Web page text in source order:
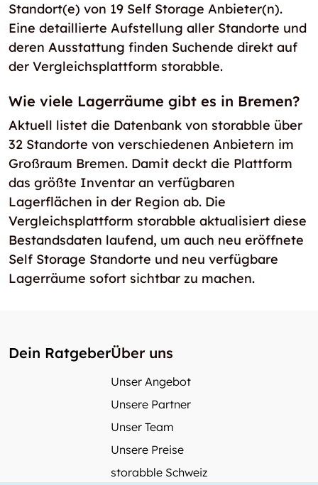
Standort(e) von 19 Self Storage Anbieter(n).
Eine detaillierte Aufstellung aller Standorte und
deren Ausstattung finden Suchende direkt auf
der Vergleichsplattform storabble.
Wie viele Lagerräume gibt es in Bremen?
Aktuell listet die Datenbank von storabble über
32 Standorte von verschiedenen Anbietern im
Großraum Bremen. Damit deckt die Plattform
das größte Inventar an verfügbaren
Lagerflächen in der Region ab. Die
Vergleichsplattform storabble aktualisiert diese
Bestandsdaten laufend, um auch neu eröffnete
Self Storage Standorte und neu verfügbare
Lagerräume sofort sichtbar zu machen.
Dein RatgeberÜber uns
Unser Angebot
Unsere Partner
Unser Team
Unsere Preise
storabble Schweiz